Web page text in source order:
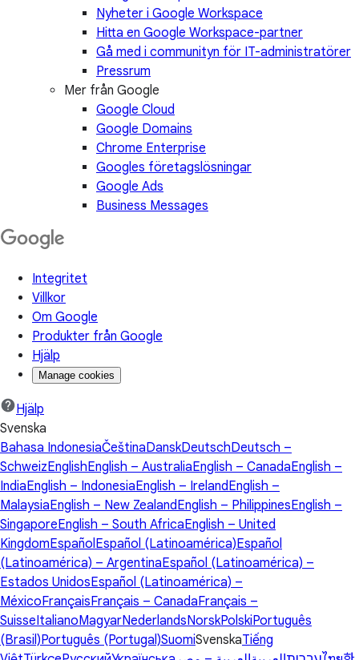
Nyheter i Google Workspace
Hitta en Google Workspace-partner
Gå med i communityn för IT-administratörer
Pressrum
Mer från Google
Google Cloud
Google Domains
Chrome Enterprise
Googles företagslösningar
Google Ads
Business Messages
Integritet
Villkor
Om Google
Produkter från Google
Hjälp
Manage cookies
Hjälp
Svenska
Bahasa IndonesiaČeštinaDanskDeutschDeutsch –
SchweizEnglishEnglish – AustraliaEnglish – CanadaEnglish –
IndiaEnglish – IndonesiaEnglish – IrelandEnglish –
MalaysiaEnglish – New ZealandEnglish – PhilippinesEnglish –
SingaporeEnglish – South AfricaEnglish – United
KingdomEspañol Español (Latinoamérica)Español
(Latinoamérica) – ArgentinaEspañol (Latinoamérica) –
Estados UnidosEspañol (Latinoamérica) –
MéxicoFrançaisFrançais – CanadaFrançais –
SuisseItalianoMagyarNederlandsNorskPolskiPortuguês
(Brasil)Português (Portugal)SuomiSvenskaTiếng